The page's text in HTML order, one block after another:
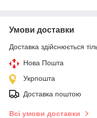
Умови доставки
Доставка здійснюється
Нова Пошта
Укрпошта
Доставка поштою
Всі умови доставки